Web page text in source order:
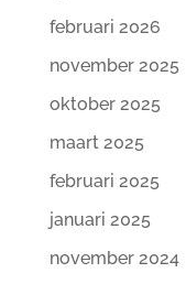
februari 2026
november 2025
oktober 2025
maart 2025
februari 2025
januari 2025
november 2024